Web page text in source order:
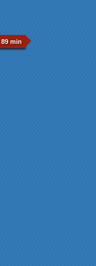
89 min